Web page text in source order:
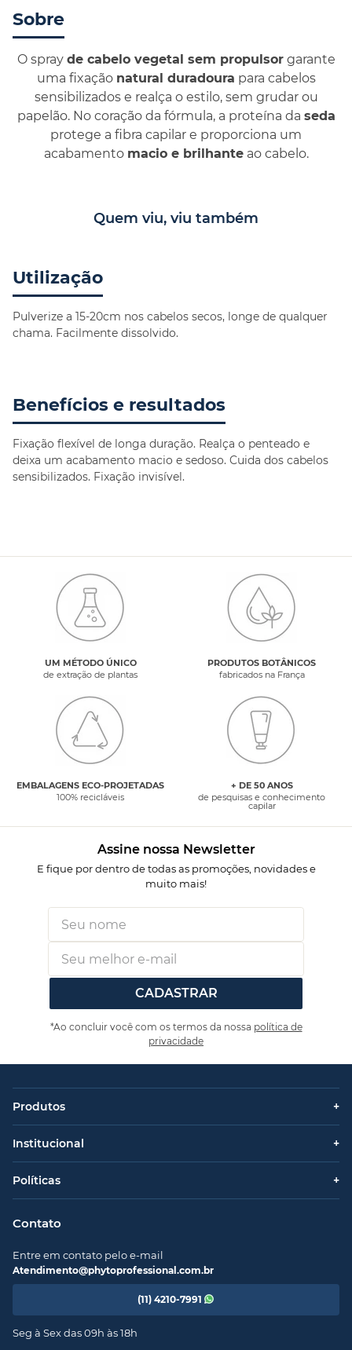
Sobre
O spray de cabelo vegetal sem propulsorgarante
uma fixação natural duradoura para cabelos
sensibilizados e realça o estilo, sem grudar ou
papelão. No coração da fórmula, a proteína da seda
protege a fibra capilar e proporciona um
acabamento macio e brilhanteao cabelo.
Quem viu, viu também
Utilização
Pulverize a 15-20cm nos cabelos secos, longe de qualquer
chama. Facilmente dissolvido.
Benefícios e resultados
Fixação flexível de longa duração. Realça o penteado e
deixa um acabamento macio e sedoso. Cuida dos cabelos
sensibilizados. Fixação invisível.
UM MÉTODO ÚNICO
de extração de plantas
PRODUTOS BOTÂNICOS
fabricados na França
EMBALAGENS ECO-PROJETADAS
100% recicláveis
+ DE 50 ANOS
de pesquisas e conhecimento
capilar
Assine nossa Newsletter
E fique por dentro de todas as promoções, novidades e
muito mais!
CADASTRAR
*Ao concluir você com os termos da nossa política de
privacidade
Produtos +
Institucional +
Políticas +
Contato
Entre em contato pelo e-mail
Atendimento@phytoprofessional.com.br
(11) 4210-7991
Seg à Sex das 09h às 18h